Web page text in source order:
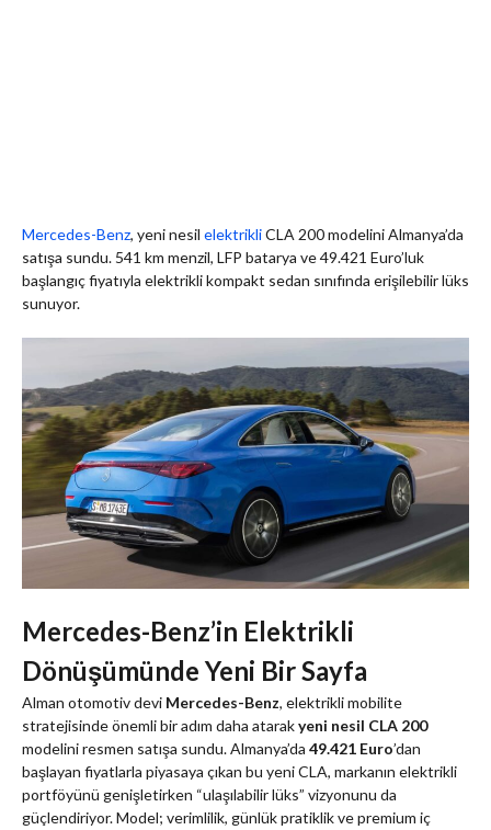
Mercedes-Benz, yeni nesil elektrikliCLA 200 modelini Almanya’da
satışa sundu. 541 km menzil, LFP batarya ve 49.421 Euro’luk
başlangıç fiyatıyla elektrikli kompakt sedan sınıfında erişilebilir lüks
sunuyor.
Mercedes-Benz’in Elektrikli
Dönüşümünde Yeni Bir Sayfa
Alman otomotiv devi Mercedes-Benz, elektrikli mobilite
stratejisinde önemli bir adım daha atarakyeni nesil CLA 200
modelini resmen satışa sundu. Almanya’da 49.421 Euro’dan
başlayan fiyatlarla piyasaya çıkan bu yeni CLA, markanın elektrikli
portföyünü genişletirken “ulaşılabilir lüks” vizyonunu da
güçlendiriyor. Model; verimlilik, günlük pratiklik ve premium iç